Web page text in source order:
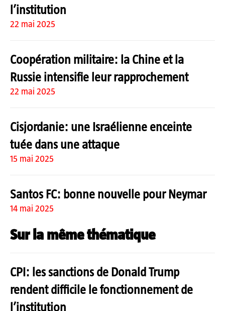
l’institution
22 mai 2025
Coopération militaire: la Chine et la
Russie intensifie leur rapprochement
22 mai 2025
Cisjordanie: une Israélienne enceinte
tuée dans une attaque
15 mai 2025
Santos FC: bonne nouvelle pour Neymar
14 mai 2025
Sur la même thématique
CPI: les sanctions de Donald Trump
rendent difficile le fonctionnement de
l’institution